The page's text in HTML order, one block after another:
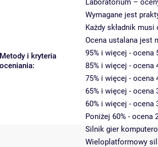
Metody i kryteria
oceniania:
Laboratorium –
Wymagane jest
Każdy składnik
Ocena ustalana jest
95% i więcej - ocena
85% i więcej - ocena
75% i więcej - ocena
65% i więcej - ocena
60% i więcej - ocena
Poniżej 60% - ocena
Silnik gier
Wieloplatformowy